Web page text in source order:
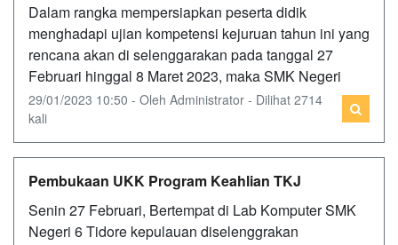
Dalam rangka mempersiapkan peserta didik
menghadapi ujian kompetensi kejuruan tahun ini yang
rencana akan di selenggarakan pada tanggal 27
Februari hinggal 8 Maret 2023, maka SMK Negeri
29/01/2023 10:50 - Oleh Administrator - Dilihat 2714
kali
Pembukaan UKK Program Keahlian TKJ
Senin 27 Februari, Bertempat di Lab Komputer SMK
Negeri 6 Tidore kepulauan diselenggrakan